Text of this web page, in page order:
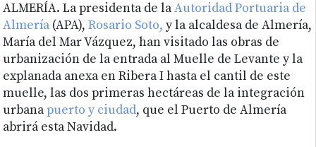
ALMERÍA. La presidenta de laAutoridad Portuaria de
Almería (APA),Rosario Soto, y la alcaldesa de Almería,
María del Mar Vázquez, han visitado las obras de
urbanización de la entrada al Muelle de Levante y la
explanada anexa en Ribera I hasta el cantil de este
muelle, las dos primeras hectáreas de la integración
urbanapuerto y ciudad, que el Puerto de Almería
abrirá esta Navidad.